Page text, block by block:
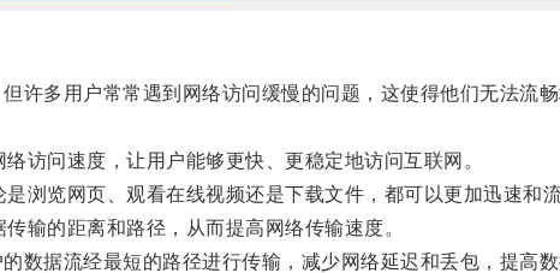
多用户常常遇到网络访问缓慢的问题，这使得他们无法流畅
问速度，让用户能够更快、更稳定地访问互联网。
览网页、观看在线视频还是下载文件，都可以更加迅速和流
的距离和路径，从而提高网络传输速度。
据流经最短的路径进行传输，减少网络延迟和丢包，提高数